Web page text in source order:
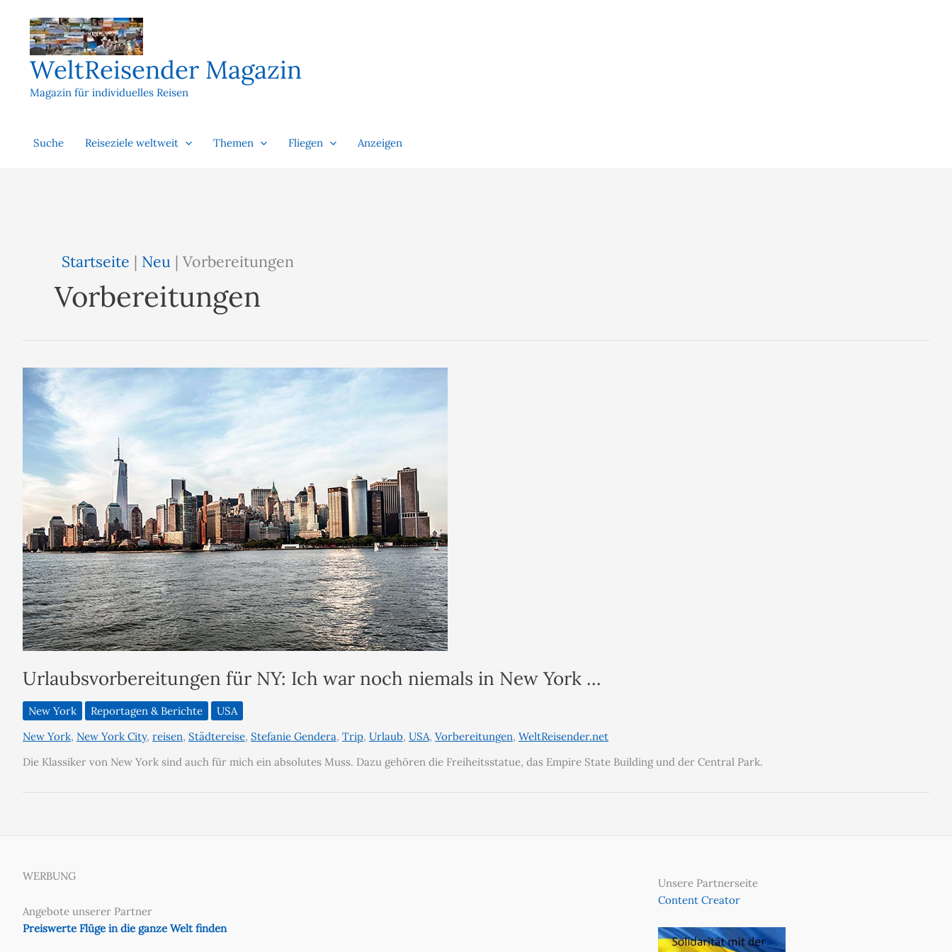
springen
WeltReisender Magazin
Magazin für individuelles Reisen
Suche Reiseziele weltweit Themen Fliegen Anzeigen
Startseite | Neu | Vorbereitungen
Vorbereitungen
Urlaubsvorbereitungen für NY: Ich war noch niemals in New York …
New York Reportagen & Berichte
USA
New York, New York City, reisen, Städtereise, Stefanie Gendera, Trip, Urlaub, USA, Vorbereitungen, WeltReisender.net
Die Klassiker von New York sind auch für mich ein absolutes Muss. Dazu gehören die Freiheitsstatue, das Empire State Building und der Central Park.
WERBUNG
Angebote unserer Partner
Preiswerte Flüge in die ganze Welt finden
Unsere Partnerseite
Content Creator